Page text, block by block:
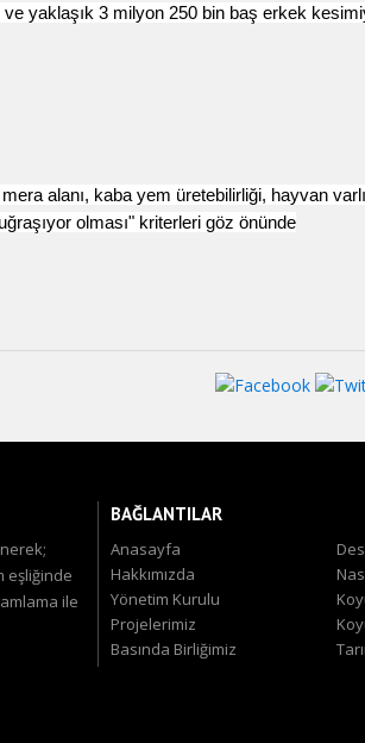
ve yaklaşık 3 milyon 250 bin baş erkek
alanı, kaba yem üretebilirliği, hayvan
olması" kriterleri göz önünde
eşliğinde
ile
BAĞLANTILAR
Anasayfa
Hakkımızda
Yönetim Kurulu
Projelerimiz
Basında Birliğimiz